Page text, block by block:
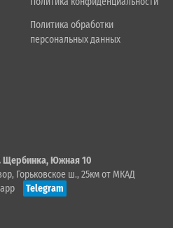
Политика обработки
персональных данных
Щербинка, Южная 10
Горьковское ш., 25км от МКАД
Telegram